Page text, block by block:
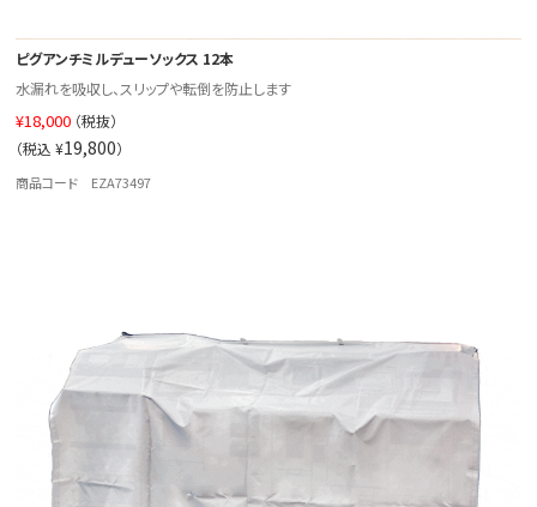
ピグアンチミルデューソックス 12本
水漏れを吸収し、スリップや転倒を防止します
¥18,000 （税抜）
（税込 ¥19,800）
商品コード EZA73497